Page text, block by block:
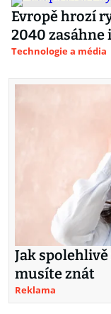
Evropě hrozí
2040 zasáhne
Technologie a média
Jak
musíte znát
Reklama